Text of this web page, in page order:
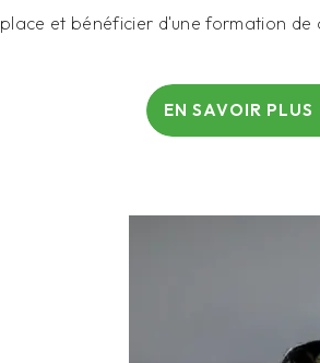
place et bénéficier d'une formation de
EN SAVOIR PLUS